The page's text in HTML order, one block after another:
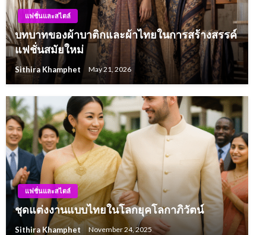
แฟชั่นและสไตล์
บทบาทของผ้าบาติกและผ้าไทยในการสร้างสรรค์
แฟชั่นสมัยใหม่
Sithira Khamphet May 21, 2026
แฟชั่นและสไตล์
ชุดแต่งงานแบบไทยในโลกยุคโลกาภิวัตน์
Sithira Khamphet November 24, 2025